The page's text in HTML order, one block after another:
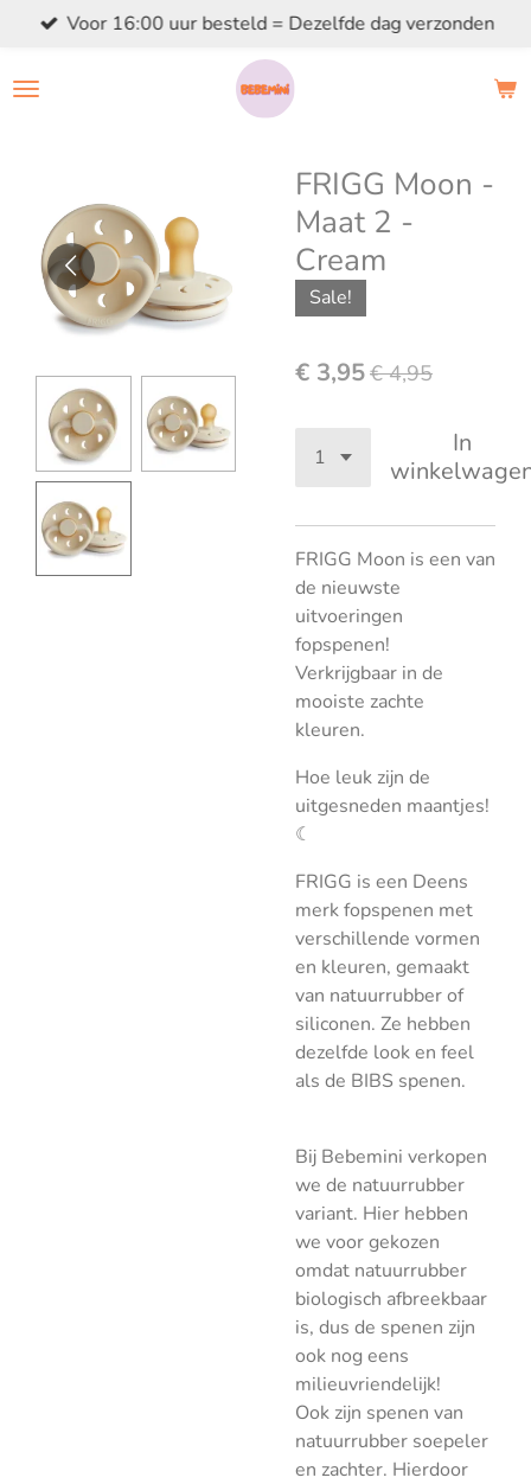
naar
Voor 16:00 uur besteld = Dezelfde dag verzonden
FRIGG Moon -
Maat 2 -
Cream
Sale!
€ 3,95€ 4,95
In
FRIGG Moon is een van
de nieuwste
uitvoeringen
fopspenen!
Verkrijgbaar in de
mooiste zachte
kleuren.
Hoe leuk zijn de
uitgesneden maantjes!
☾
FRIGG is een Deens
merk fopspenen met
verschillende vormen
en kleuren, gemaakt
van natuurrubber of
siliconen. Ze hebben
dezelfde look en feel
als de BIBS spenen.
Bij Bebemini verkopen
we de natuurrubber
variant. Hier hebben
we voor gekozen
omdat natuurrubber
biologisch afbreekbaar
is, dus de spenen zijn
ook nog eens
milieuvriendelijk!
Ook zijn spenen van
natuurrubber soepeler
en zachter. Hierdoor